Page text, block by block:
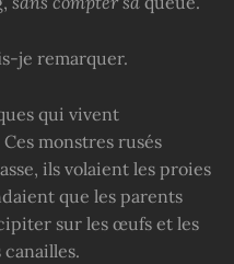
je remarquer.
qui vivent
monstres rusés
ils volaient les proies
que les parents
sur les œufs et les